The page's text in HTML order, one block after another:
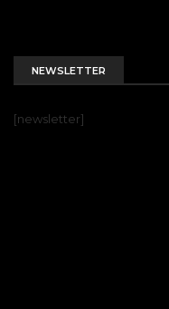
NEWSLETTER
[newsletter]